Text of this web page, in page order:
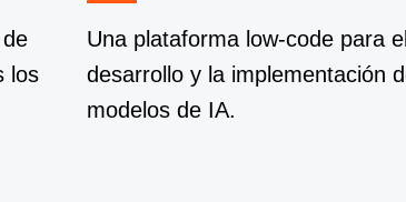
los
Una plataforma low-code para el
desarrollo y la implementación
modelos de IA.